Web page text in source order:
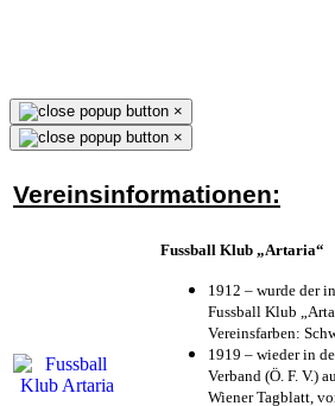
×
×
Vereinsinformationen:
Fussball Klub „Artaria“
1912 – wurde der
Fussball Klub
Vereinsfarben:
1919 – wieder in
Verband (Ö. F. V.)
Wiener Tagblatt,